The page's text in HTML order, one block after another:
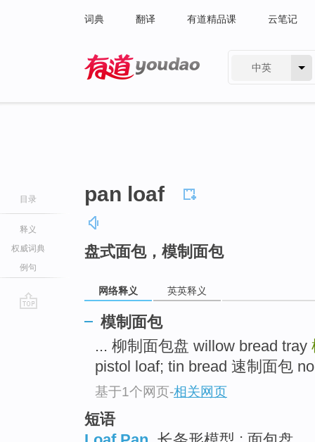
词典 翻译 有道精品课 云笔记
中英
目录
释义
权威词典
例句
pan loaf
盘式面包，模制面包
网络释义 英英释义
模制面包
... 柳制面包盘 willow bread tray
pistol loaf; tin bread 速制面包
基于1个网页-相关网页
短语